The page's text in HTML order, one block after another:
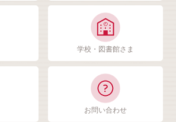
学校・図書館さま
お問い合わせ